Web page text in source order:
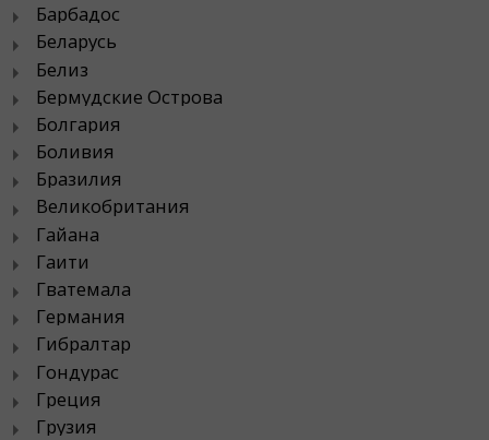
Барбадос
Беларусь
Белиз
Бермудские Острова
Болгария
Боливия
Бразилия
Великобритания
Гайана
Гаити
Гватемала
Германия
Гибралтар
Гондурас
Греция
Грузия